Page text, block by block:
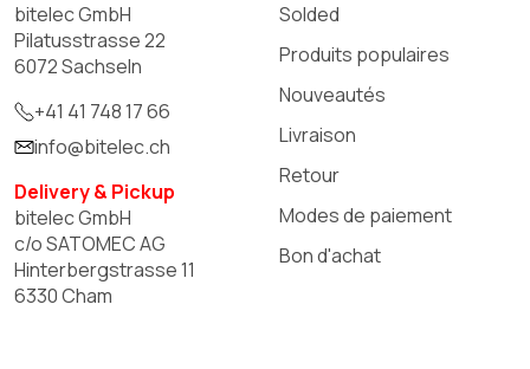
bitelec GmbH
Pilatusstrasse 22
6072 Sachseln
+41 41 748 17 66
info@bitelec.ch
Delivery & Pickup
bitelec GmbH
c/o SATOMEC AG
Hinterbergstrasse 11
6330 Cham
Solded
Produits populaires
Nouveautés
Livraison
Retour
Modes de paiement
Bon d'achat